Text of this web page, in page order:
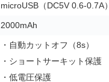
microUSB（DC5V 0.6-0.7A）
2000mAh
・自動カットオフ（8s）
・ショートサーキット保護
・低電圧保護